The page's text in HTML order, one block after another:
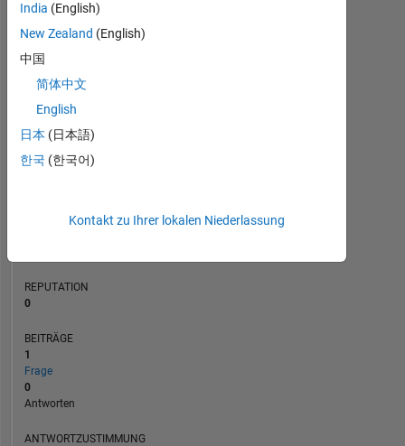
BEITRÄGE
REPUTATION
0
BEITRÄGE
1
Frage
0
Antworten
ANTWORTZUSTIMMUNG
India (English)
New Zealand (English)
中国
简体中文
English
日本 (日本語)
한국 (한국어)
Kontakt zu Ihrer lokalen Niederlassung